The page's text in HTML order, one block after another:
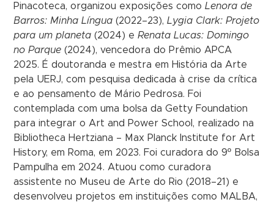
Pinacoteca, organizou exposições comoLenora de
Barros: Minha Língua(2022–23),Lygia Clark: Projeto
para um planeta (2024) eRenata Lucas: Domingo
no Parque(2024), vencedora do Prêmio APCA
2025. É doutoranda e mestra em História da Arte
pela UERJ, com pesquisa dedicada à crise da crítica
e ao pensamento de Mário Pedrosa. Foi
contemplada com uma bolsa da Getty Foundation
para integrar o Art and Power School, realizado na
Bibliotheca Hertziana – Max Planck Institute for Art
History, em Roma, em 2023. Foi curadora do 9º Bolsa
Pampulha em 2024. Atuou como curadora
assistente no Museu de Arte do Rio (2018–21) e
desenvolveu projetos em instituições como MALBA,